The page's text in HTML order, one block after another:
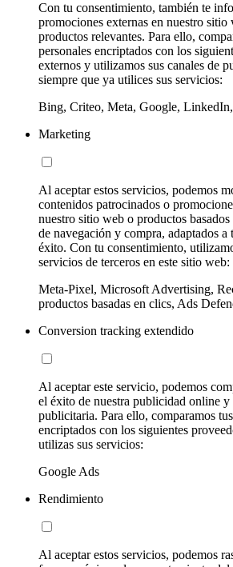
Con tu consentimiento, también te
promociones externas en nuestro sitio
productos relevantes. Para ello,
personales encriptados con los
externos y utilizamos sus canales de
siempre que ya utilices sus servicios:
Bing, Criteo, Meta, Google,
Marketing
Al aceptar estos servicios, podemos
contenidos patrocinados o
nuestro sitio web o productos
de navegación y compra, adaptados a
éxito. Con tu consentimiento,
servicios de terceros en este sitio web:
Meta-Pixel, Microsoft Advertising,
productos basadas en clics, Ads
Conversion tracking extendido
Al aceptar este servicio, podemos
el éxito de nuestra publicidad online
publicitaria. Para ello, comparamos
encriptados con los siguientes
utilizas sus servicios:
Google Ads
Rendimiento
Al aceptar estos servicios, podemos